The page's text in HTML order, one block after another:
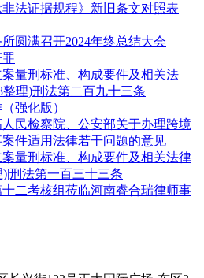
非法证据规程》新旧条文对照表
圆满召开2024年终总结大会
罪
量刑标准、构成要件及相关法
整理)刑法第二百九十三条
强化版）
民检察院、公安部关于办理跨境
件适用法律若干问题的意见
量刑标准、构成要件及相关法律
刑法第一百三十三条
二考核组莅临河南睿合瑞律师事